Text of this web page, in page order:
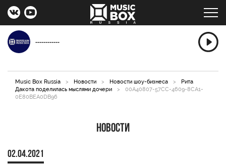
------------
Music Box Russia > Новости > Новости шоу-бизнеса >
Рита
Дакота поделилась мыслями дочери
>
00A40807-57CC-4609-8CA1-
0E80BEA0DB96
Новости
02.04.2021